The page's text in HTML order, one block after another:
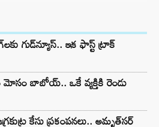
గుడ్‌న్యూస్.. ఇక ఫాస్ట్ ట్రాక్
మోసం బాబోయ్.. ఒకే వ్యక్తికి రెండు
కేసు ప్రకంపనలు.. అమృత్‌సర్